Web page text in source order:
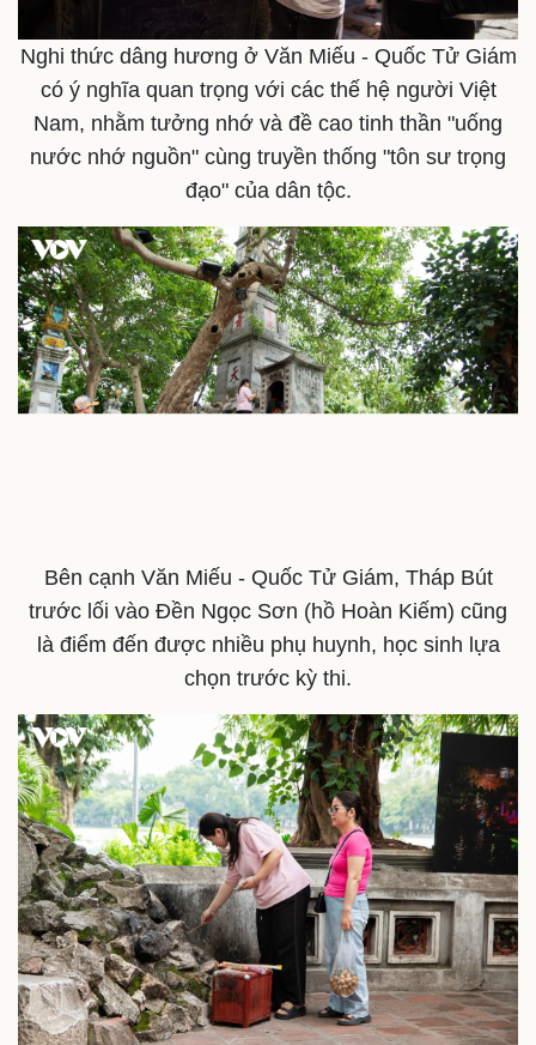
Sản phụ khoa
Nhi khoa
Nam khoa
Làm đẹp - giảm cân
Phòng mạch online
Ăn sạch sống khỏe
Blog
Tình yêu - Gia đình
Nghi thức dâng hương ở Văn Miếu - Quốc Tử Giám
có ý nghĩa quan trọng với các thế hệ người Việt
Nam, nhằm tưởng nhớ và đề cao tinh thần "uống
nước nhớ nguồn" cùng truyền thống "tôn sư trọng
đạo" của dân tộc.
Bên cạnh Văn Miếu - Quốc Tử Giám, Tháp Bút
trước lối vào Đền Ngọc Sơn (hồ Hoàn Kiếm) cũng
là điểm đến được nhiều phụ huynh, học sinh lựa
chọn trước kỳ thi.